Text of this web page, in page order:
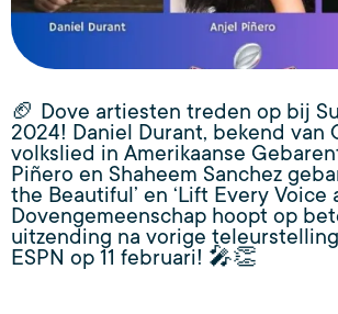
🏈 Dove artiesten treden op bij
2024! Daniel Durant, bekend van
volkslied in Amerikaanse
Piñero en Shaheem Sanchez
the Beautiful’ en ‘Lift Every Voice
Dovengemeenschap hoopt op
uitzending na vorige
ESPN op 11 februari! 🎤👏